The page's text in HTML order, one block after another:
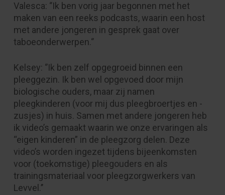
Valesca: ‘’Ik ben vorig jaar begonnen met het
maken van een reeks podcasts, waarin een host
met andere jongeren in gesprek gaat over
taboeonderwerpen.‘’
Kelsey: ‘’Ik ben zelf opgegroeid binnen een
pleeggezin. Ik ben wel opgevoed door mijn
biologische ouders, maar zij namen
pleegkinderen (voor mij dus pleegbroertjes en -
zusjes) in huis. Samen met andere jongeren heb
ik video’s gemaakt waarin we onze ervaringen als
“eigen kinderen” in de pleegzorg delen. Deze
video’s worden ingezet tijdens bijeenkomsten
voor (toekomstige) pleegouders en als
trainingsmateriaal voor pleegzorgwerkers van
Levvel.’’